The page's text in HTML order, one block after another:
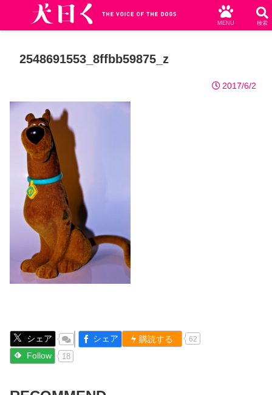
2548691553_8ffbb59875_z
2017/6/2
シェア シェア 購読する 62
Follow 18
MENU 検索